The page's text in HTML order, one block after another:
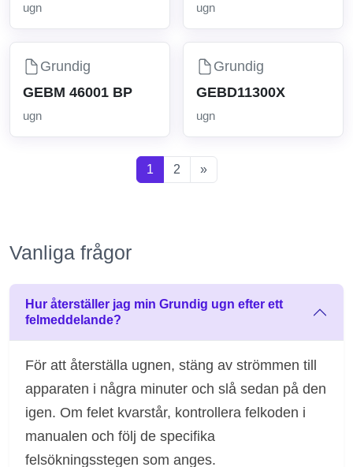
ugn ugn
Grundig
GEBM 46001 BP
ugn
Grundig
GEBD11300X
ugn
1 2 »
Vanliga frågor
Hur återställer jag min Grundig ugn efter ett
felmeddelande?
För att återställa ugnen, stäng av strömmen till
apparaten i några minuter och slå sedan på den
igen. Om felet kvarstår, kontrollera felkoden i
manualen och följ de specifika
felsökningsstegen som anges.